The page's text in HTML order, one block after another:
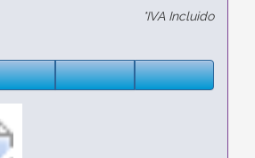
*IVA Incluido